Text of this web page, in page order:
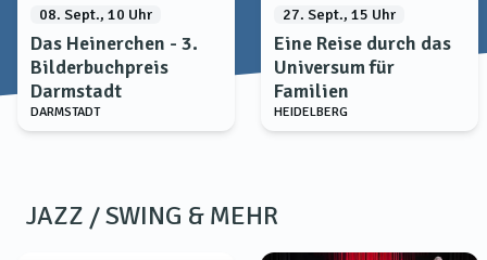
08. Sept., 10 Uhr
Das Heinerchen - 3.
Bilderbuchpreis
Darmstadt
DARMSTADT
27. Sept., 15 Uhr
Eine Reise durch das
Universum für
Familien
HEIDELBERG
JAZZ / SWING & MEHR